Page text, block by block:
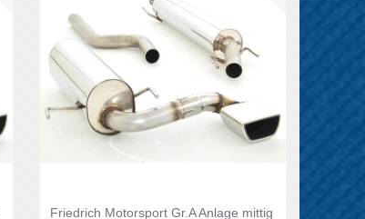
Friedrich Motorsport Gr.A Anlage mittig